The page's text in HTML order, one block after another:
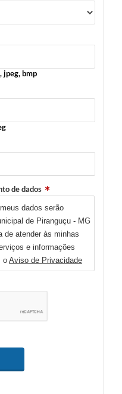
jpeg, bmp
de dados
dados serão
de Piranguçu - MG
de atender às minhas
e informações
o Aviso de Privacidade